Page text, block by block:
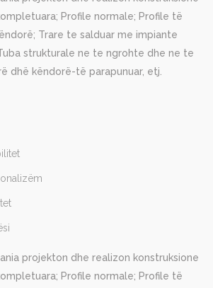
Profile normale; Profile të
Trare te salduar me impiante
strukturale ne te ngrohte dhe ne te
dhë këndorë-të parapunuar, etj.
projekton dhe realizon konstruksione
Profile normale; Profile të